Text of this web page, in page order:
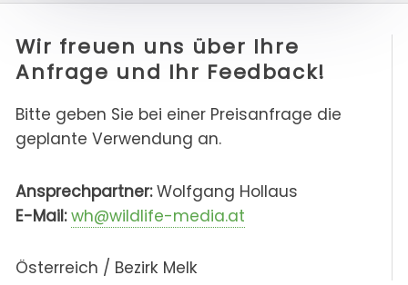
Wir freuen uns über Ihre
Anfrage und Ihr Feedback!
Bitte geben Sie bei einer Preisanfrage die
geplante Verwendung an.
Ansprechpartner:Wolfgang Hollaus
E-Mail: wh@wildlife-media.at
Österreich / Bezirk Melk